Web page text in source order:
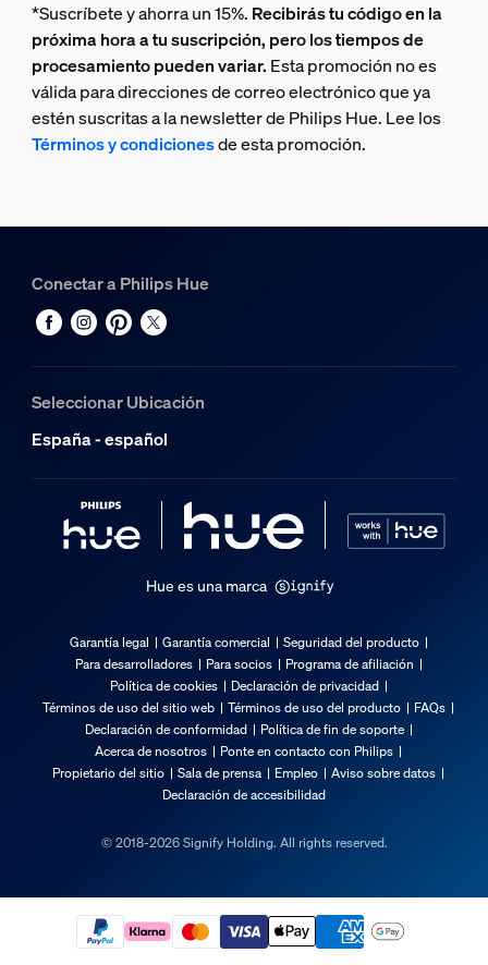
*Suscríbete y ahorra un 15%. Recibirás tu código en la
próxima hora a tu suscripción, pero los tiempos de
procesamiento pueden variar. Esta promoción no es
válida para direcciones de correo electrónico que ya
estén suscritas a la newsletter de Philips Hue. Lee los
Términos y condicionesde esta promoción.
Conectar a Philips Hue
Seleccionar Ubicación
España - español
Hue es una marca
Garantía legal Garantía comercial
Seguridad del producto
Para desarrolladores
Para socios
Programa de afiliación
Política de cookies
Declaración de privacidad
Términos de uso del sitio web
Términos de uso del producto
FAQs
Declaración de conformidad
Política de fin de soporte
Acerca de nosotros
Ponte en contacto con Philips
Propietario del sitio
Sala de prensa Empleo
Aviso sobre datos
Declaración de accesibilidad
© 2018-2026 Signify Holding. All rights reserved.